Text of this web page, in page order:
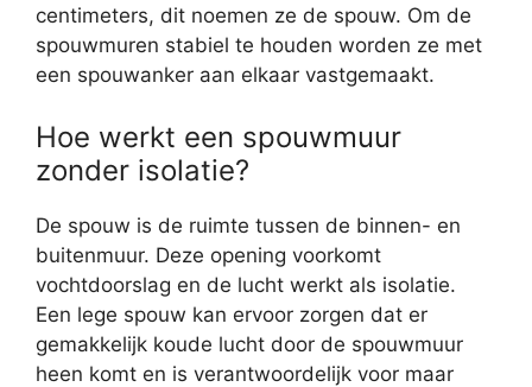
centimeters, dit noemen ze de spouw. Om de
spouwmuren stabiel te houden worden ze met
een spouwanker aan elkaar vastgemaakt.
Hoe werkt een spouwmuur
zonder isolatie?
De spouw is de ruimte tussen de binnen- en
buitenmuur. Deze opening voorkomt
vochtdoorslag en de lucht werkt als isolatie.
Een lege spouw kan ervoor zorgen dat er
gemakkelijk koude lucht door de spouwmuur
heen komt en is verantwoordelijk voor maar